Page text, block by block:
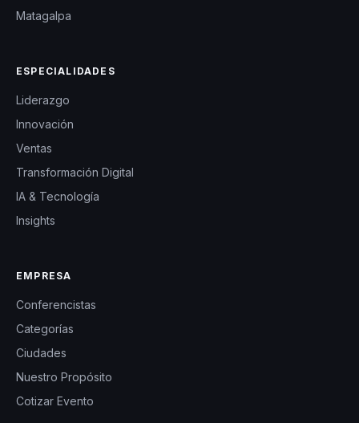
Matagalpa
ESPECIALIDADES
Liderazgo
Innovación
Ventas
Transformación Digital
IA & Tecnología
Insights
EMPRESA
Conferencistas
Categorías
Ciudades
Nuestro Propósito
Cotizar Evento